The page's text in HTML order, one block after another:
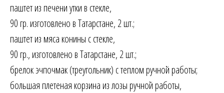
паштет из печени утки в стекле,
90 гр. изготовлено в Татарстане, 2 шт.;
паштет из мяса конины с стекле,
90 гр., изготовлено в Татарстане, 2 шт.;
брелок эчпочмак (треугольник) с теплом ручной работы;
большая плетеная корзина из лозы ручной работы,